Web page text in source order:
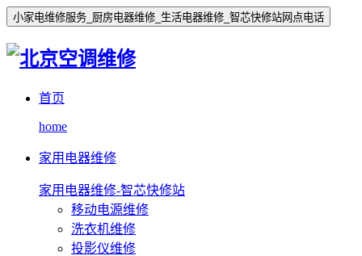
小家电维修服务_厨房电器维修_生活电器维修_智芯快修站网点电话
首页
home
家用电器维修
家用电器维修-智芯快修站
移动电源维修
洗衣机维修
投影仪维修